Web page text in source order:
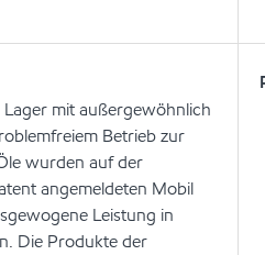
mit außergewöhnlich
Betrieb zur
wurden auf der
angemeldeten Mobil
Leistung in
Die Produkte der